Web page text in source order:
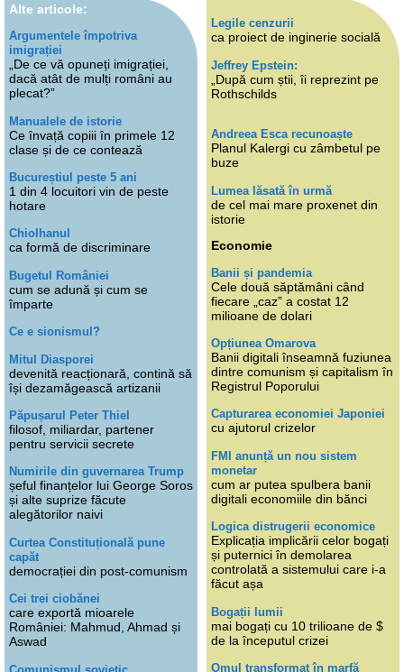
Alte articole:
Argumentele împotriva
imigrației
„De ce vă opuneți imigrației,
dacă atât de mulți români au
plecat?”
Manualele de istorie
Ce învață copiii în primele 12
clase și de ce contează
Bucureștiul peste 5 ani
1 din 4 locuitori vin de peste
hotare
Chiolhanul
ca formă de discriminare
Bugetul României
cum se adună și cum se
împarte
Ce e sionismul?
Mitul Diasporei
devenită reacționară, contină să
își dezamăgească artizanii
Păpușarul Peter Thiel
filosof, miliardar, partener
pentru servicii secrete
Numirile din guvernarea Trump
șeful finanțelor lui George Soros
și alte suprize făcute
alegătorilor naivi
Curtea Constituțională pune
capăt
democrației din post-comunism
Cei trei ciobănei
care exportă mioarele
României: Mahmud, Ahmad și
Aswad
Comunismul sovietic
Legile cenzurii
ca proiect de inginerie socială
Jeffrey Epstein:
„După cum știi, îi reprezint pe
Rothschilds
Andreea Esca recunoaște
Planul Kalergi cu zâmbetul pe
buze
Lumea lăsată în urmă
de cel mai mare proxenet din
istorie
Economie
Banii și pandemia
Cele două săptămâni când
fiecare „caz” a costat 12
milioane de dolari
Opțiunea Omarova
Banii digitali înseamnă fuziunea
dintre comunism și capitalism în
Registrul Poporului
Capturarea economiei Japoniei
cu ajutorul crizelor
FMI anunță un nou sistem
monetar
cum ar putea spulbera banii
digitali economiile din bănci
Logica distrugerii economice
Explicația implicării celor bogați
și puternici în demolarea
controlată a sistemului care i-a
făcut așa
Bogații lumii
mai bogați cu 10 trilioane de $
de la începutul crizei
Omul transformat în marfă